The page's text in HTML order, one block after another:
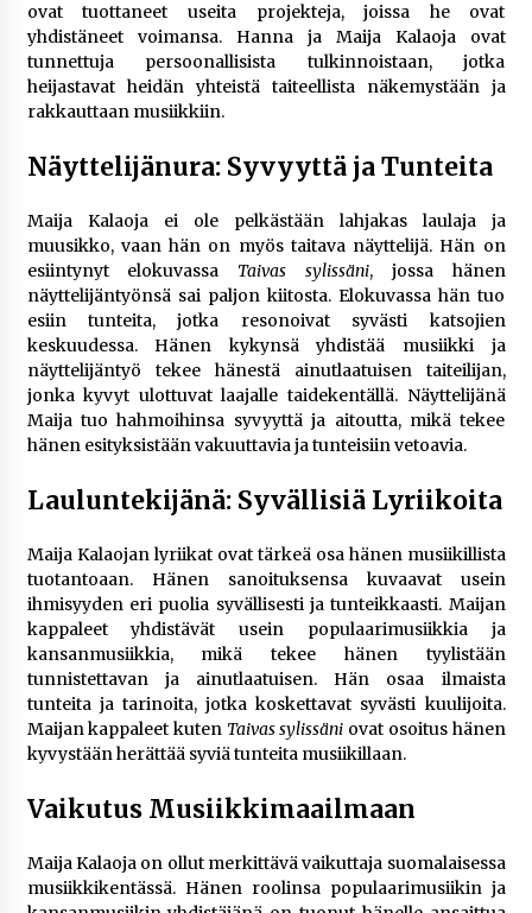
Pamela Anderson ikä, ura ja elämä
4 viikkoa sitten
suomalaisten pelaajien on hyvä tietää
ovat tuottaneet useita projekteja, joissa he ovat
yhdistäneet voimansa. Hanna ja Maija Kalaoja ovat
tunnettuja persoonallisista tulkinnoistaan, jotka
heijastavat heidän yhteistä taiteellista näkemystään ja
rakkauttaan musiikkiin.
Näyttelijänura: Syvyyttä ja Tunteita
Maija Kalaoja ei ole pelkästään lahjakas laulaja ja
muusikko, vaan hän on myös taitava näyttelijä. Hän on
esiintynyt elokuvassa Taivas sylissäni, jossa hänen
näyttelijäntyönsä sai paljon kiitosta. Elokuvassa hän tuo
esiin tunteita, jotka resonoivat syvästi katsojien
keskuudessa. Hänen kykynsä yhdistää musiikki ja
näyttelijäntyö tekee hänestä ainutlaatuisen taiteilijan,
jonka kyvyt ulottuvat laajalle taidekentällä. Näyttelijänä
Maija tuo hahmoihinsa syvyyttä ja aitoutta, mikä tekee
hänen esityksistään vakuuttavia ja tunteisiin vetoavia.
Lauluntekijänä: Syvällisiä Lyriikoita
Maija Kalaojan lyriikat ovat tärkeä osa hänen musiikillista
tuotantoaan. Hänen sanoituksensa kuvaavat usein
ihmisyyden eri puolia syvällisesti ja tunteikkaasti. Maijan
kappaleet yhdistävät usein populaarimusiikkia ja
kansanmusiikkia, mikä tekee hänen tyylistään
tunnistettavan ja ainutlaatuisen. Hän osaa ilmaista
tunteita ja tarinoita, jotka koskettavat syvästi kuulijoita.
Maijan kappaleet kuten Taivas sylissäni ovat osoitus hänen
kyvystään herättää syviä tunteita musiikillaan.
Vaikutus Musiikkimaailmaan
Maija Kalaoja on ollut merkittävä vaikuttaja suomalaisessa
musiikkikentässä. Hänen roolinsa populaarimusiikin ja